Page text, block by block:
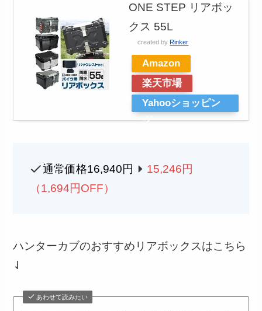
ONE STEP リアボッ
クス 55L
created by Rinker
Amazon
楽天市場
Yahooショッピン
グ
通常価格16,940円
15,246円
（1,694円OFF）
ハンターカブのおすすめリアボックスはこちら
⇃
あわせて読みたい